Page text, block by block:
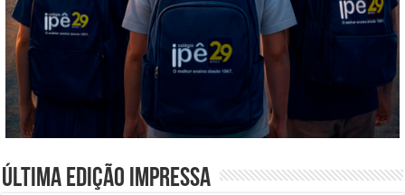
Última edição impressa